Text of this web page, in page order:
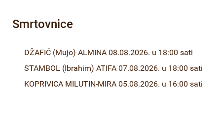
Smrtovnice
DŽAFIĆ (Mujo) ALMINA 08.08.2026. u 18:00 sati
STAMBOL (Ibrahim) ATIFA 07.08.2026. u 18:00 sati
KOPRIVICA MILUTIN-MIRA 05.08.2026. u 16:00 sati